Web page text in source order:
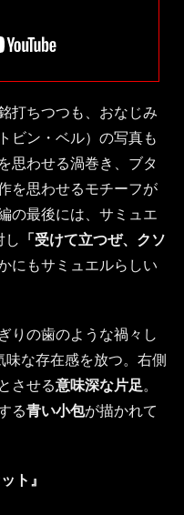
打ちつつも、おなじみ
ビン・ベル）の写真も
思わせる渦巻き、ブタ
を思わせるモチーフが
の最後には、サミュエ
し
「受けて立つぜ、クソ
にもサミュエルらしい
りの歯のような禍々し
味な存在感を放つ。右側
させる意味深な片足。
る青い小包が描かれて
ト』